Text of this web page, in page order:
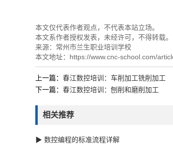
本文仅代表作者观点，不代表本站立场。
本文系作者授权发表，未经许可，不得转载。
来源： 常州市兰生职业培训学校
本文地址： https://www.cnc-school.com/
上一篇： 春江数控培训：车削加工铣削加工
下一篇： 春江数控培训：刨削和磨削加工
相关推荐
▶ 数控编程的标准流程详解